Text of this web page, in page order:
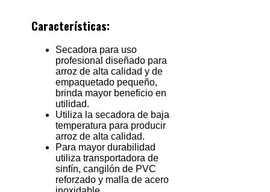
Características:
Secadora para uso
profesional diseñado para
arroz de alta calidad y de
empaquetado pequeño,
brinda mayor beneficio en
utilidad.
Utiliza la secadora de baja
temperatura para producir
arroz de alta calidad.
Para mayor durabilidad
utiliza transportadora de
sinfín, cangilón de PVC
reforzado y malla de acero